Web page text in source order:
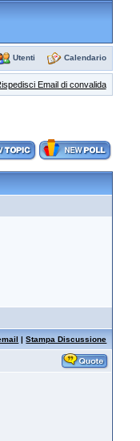
Utenti Calendario
Email di convalida
|Stampa Discussione